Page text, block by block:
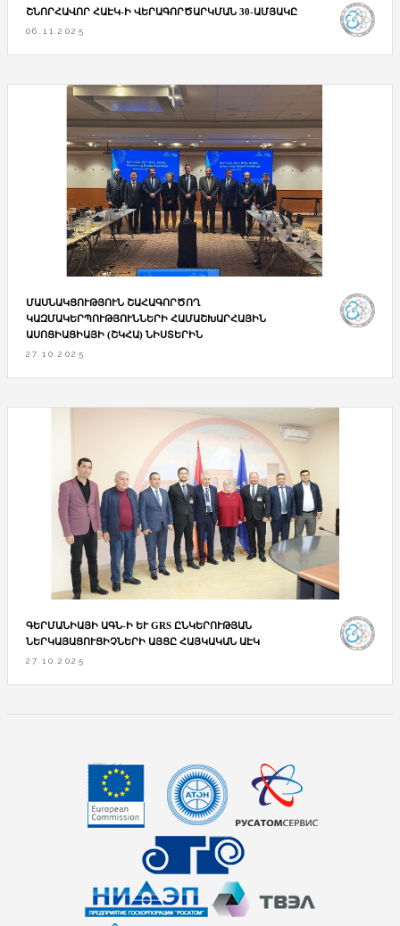
ՇՆՈՐՀԱՎՈՐ ՀԱԷԿ-Ի ՎԵՐԱԳՈՐԾԱՐԿՄԱՆ 30-ԱՄՅԱԿԸ
06.11.2025
ՄԱՍՆԱԿՑՈՒԹՅՈՒՆ ՇԱՀԱԳՈՐԾՈՂ
ԿԱԶՄԱԿԵՐՊՈՒԹՅՈՒՆՆԵՐԻ ՀԱՄԱՇԽԱՐՀԱՅԻՆ
ԱՍՈՑԻԱՑԻԱՅԻ (ՇԿՀԱ) ՆԻՍՏԵՐԻՆ
27.10.2025
ԳԵՐՄԱՆԻԱՅԻ ԱԳՆ-Ի ԵՒ GRS ԸՆԿԵՐՈՒԹՅԱՆ Ն
ԵՐԿԱՅԱՑՈՒՑԻՉՆԵՐԻ ԱՅՑԸ ՀԱՅԿԱԿԱՆ ԱԷԿ
27.10.2025